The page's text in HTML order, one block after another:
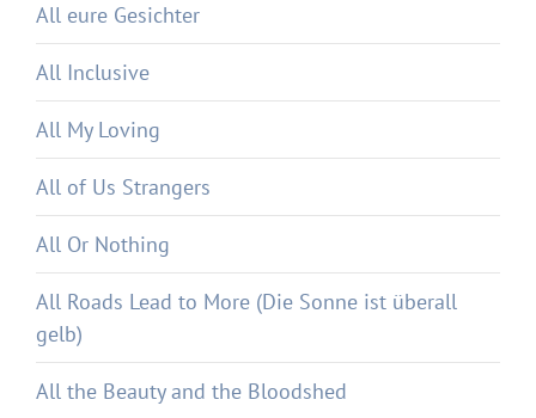
All eure Gesichter
All Inclusive
All My Loving
All of Us Strangers
All Or Nothing
All Roads Lead to More (Die Sonne ist überall
gelb)
All the Beauty and the Bloodshed